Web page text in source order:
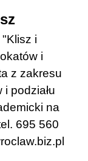
i
i
z zakresu
podziału
na
695 560